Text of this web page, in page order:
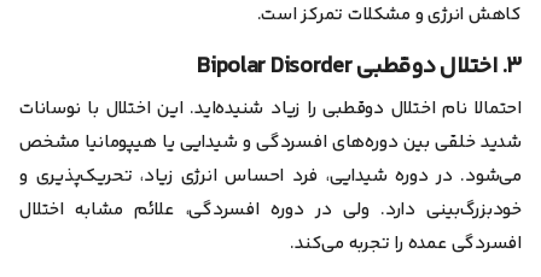
کاهش انرژی و مشکلات تمرکز است.
۳. اختلال دوقطبی Bipolar Disorder
احتمالا نام اختلال دوقطبی را زیاد شنیده‌اید. این اختلال با نوسانات
شدید خلقی بین دوره‌های افسردگی و شیدایی یا هیپومانیا مشخص
می‌شود. در دوره شیدایی، فرد احساس انرژی زیاد، تحریک‌پذیری و
خودبزرگ‌بینی دارد. ولی در دوره افسردگی، علائم مشابه اختلال
افسردگی عمده را تجربه می‌کند.